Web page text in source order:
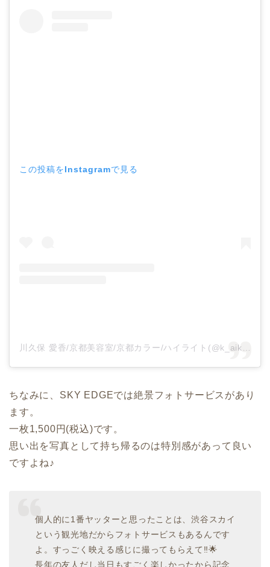
この投稿をInstagramで見る
ちなみに、SKY EDGEでは絶景フォトサービスがあり
ます。
一枚1,500円(税込)です。
思い出を写真として持ち帰るのは特別感があって良い
ですよね♪
個人的に1番ヤッターと思ったことは、渋谷スカイ
という観光地だからフォトサービスもあるんです
よ。すっごく映える感じに撮ってもらえて‼️🌟
長年の友人だし当日もすごく楽しかったから記念